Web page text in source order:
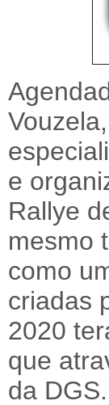
e
Rallye
mesmo
como
criadas
2020
que
da DGS.